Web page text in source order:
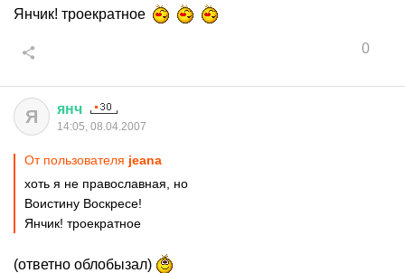
Янчик! троекратное
0
Я янч
14:05, 08.04.2007
От пользователя jeana
хоть я не православная, но
Воистину Воскресе!
Янчик! троекратное
(ответно облобызал)